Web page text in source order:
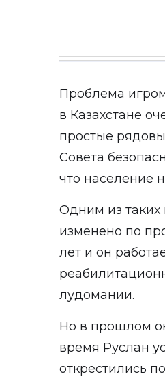
Проблема
в Казахстане
простые
Совета
что население
Одним из таких
изменено по
лет и он
лудомании.
Но в прошлом
время Руслан
открестились